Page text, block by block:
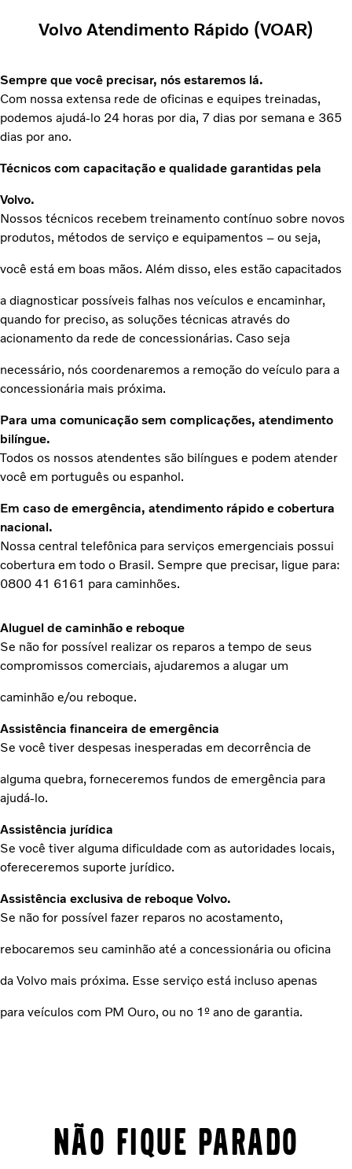
Volvo Atendimento Rápido (VOAR)
Sempre que você precisar, nós estaremos lá.
Com nossa extensa rede de oficinas e equipes treinadas,
podemos ajudá-lo 24 horas por dia, 7 dias por semana e 365
dias por ano.
Técnicos com capacitação e qualidade garantidas pela
Volvo.
Nossos técnicos recebem treinamento contínuo sobre novos
produtos, métodos de serviço e equipamentos – ou seja,
você está em boas mãos. Além disso, eles estão capacitados
a diagnosticar possíveis falhas nos veículos e encaminhar,
quando for preciso, as soluções técnicas através do
acionamento da rede de concessionárias. Caso seja
necessário, nós coordenaremos a remoção do veículo para a
concessionária mais próxima.
Para uma comunicação sem complicações, atendimento
bilíngue.
Todos os nossos atendentes são bilíngues e podem atender
você em português ou espanhol.
Em caso de emergência, atendimento rápido e cobertura
nacional.
Nossa central telefônica para serviços emergenciais possui
cobertura em todo o Brasil. Sempre que precisar, ligue para:
0800 41 6161 para caminhões.
Aluguel de caminhão e reboque
Se não for possível realizar os reparos a tempo de seus
compromissos comerciais, ajudaremos a alugar um
caminhão e/ou reboque.
Assistência financeira de emergência
Se você tiver despesas inesperadas em decorrência de
alguma quebra, forneceremos fundos de emergência para
ajudá-lo.
Assistência jurídica
Se você tiver alguma dificuldade com as autoridades locais,
ofereceremos suporte jurídico.
Assistência exclusiva de reboque Volvo.
Se não for possível fazer reparos no acostamento,
rebocaremos seu caminhão até a concessionária ou oficina
da Volvo mais próxima. Esse serviço está incluso apenas
para veículos com PM Ouro, ou no 1º ano de garantia.
Não fique parado